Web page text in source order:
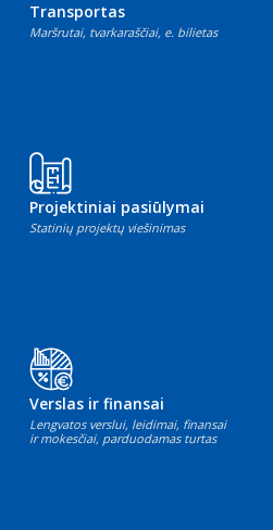
Transportas
Maršrutai, tvarkaraščiai, e. bilietas
Projektiniai pasiūlymai
Statinių projektų viešinimas
Verslas ir finansai
Lengvatos verslui, leidimai, finansai
ir mokesčiai, parduodamas turtas